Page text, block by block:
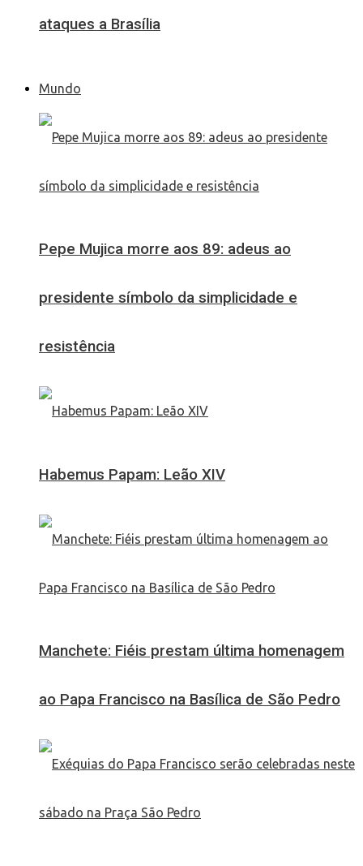
ataques a Brasília
Mundo
Pepe Mujica morre aos 89: adeus ao
presidente símbolo da simplicidade e
resistência
Habemus Papam: Leão XIV
Manchete: Fiéis prestam última homenagem
ao Papa Francisco na Basílica de São Pedro